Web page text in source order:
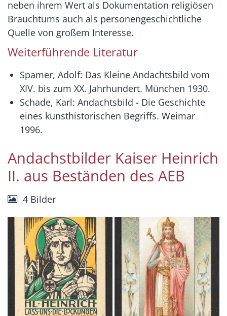
neben ihrem Wert als Dokumentation religiösen
Brauchtums auch als personengeschichtliche
Quelle von großem Interesse.
Weiterführende Literatur
Spamer, Adolf: Das Kleine Andachtsbild vom
XIV. bis zum XX. Jahrhundert. München 1930.
Schade, Karl: Andachtsbild - Die Geschichte
eines kunsthistorischen Begriffs. Weimar
1996.
Andachstbilder Kaiser Heinrich
II. aus Beständen des AEB
4 Bilder